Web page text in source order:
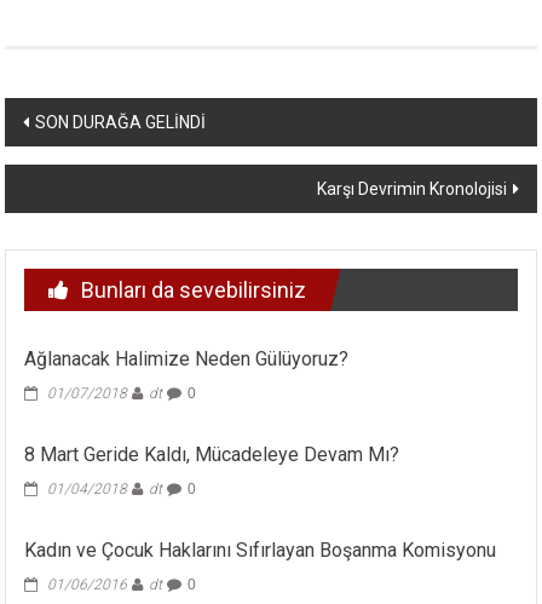
Yazı
dolaşımı
SON DURAĞA GELİNDİ
Karşı Devrimin Kronolojisi
Bunları da sevebilirsiniz
Ağlanacak Halimize Neden Gülüyoruz?
01/07/2018 dt 0
8 Mart Geride Kaldı, Mücadeleye Devam Mı?
01/04/2018 dt 0
Kadın ve Çocuk Haklarını Sıfırlayan Boşanma Komisyonu
01/06/2016 dt 0